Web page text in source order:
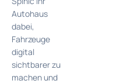
Autohaus
dabei,
Fahrzeuge
digital
sichtbarer zu
machen und